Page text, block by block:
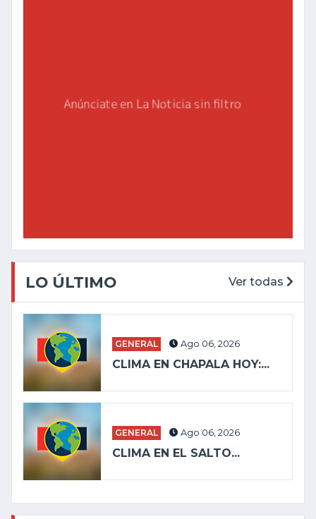
LO ÚLTIMO Ver todas
GENERAL Ago 06, 2026
CLIMA EN CHAPALA HOY:...
GENERAL Ago 06, 2026
CLIMA EN EL SALTO...